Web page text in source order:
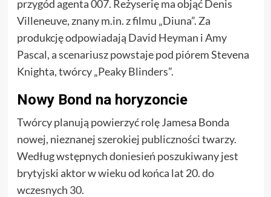
przygód agenta 007. Reżyserię ma objąć Denis
Villeneuve, znany m.in. z filmu „Diuna”. Za
produkcję odpowiadają David Heyman i Amy
Pascal, a scenariusz powstaje pod piórem Stevena
Knighta, twórcy „Peaky Blinders”.
Nowy Bond na horyzoncie
Twórcy planują powierzyć rolę Jamesa Bonda
nowej, nieznanej szerokiej publiczności twarzy.
Według wstępnych doniesień poszukiwany jest
brytyjski aktor w wieku od końca lat 20. do
wczesnych 30.